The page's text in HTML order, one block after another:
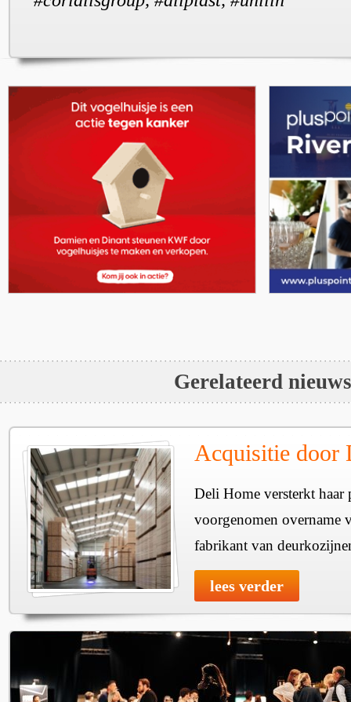
Gerelateerd nieuws
Acquisitie door
Deli Home versterkt haar
voorgenomen overname
fabrikant van
lees verder